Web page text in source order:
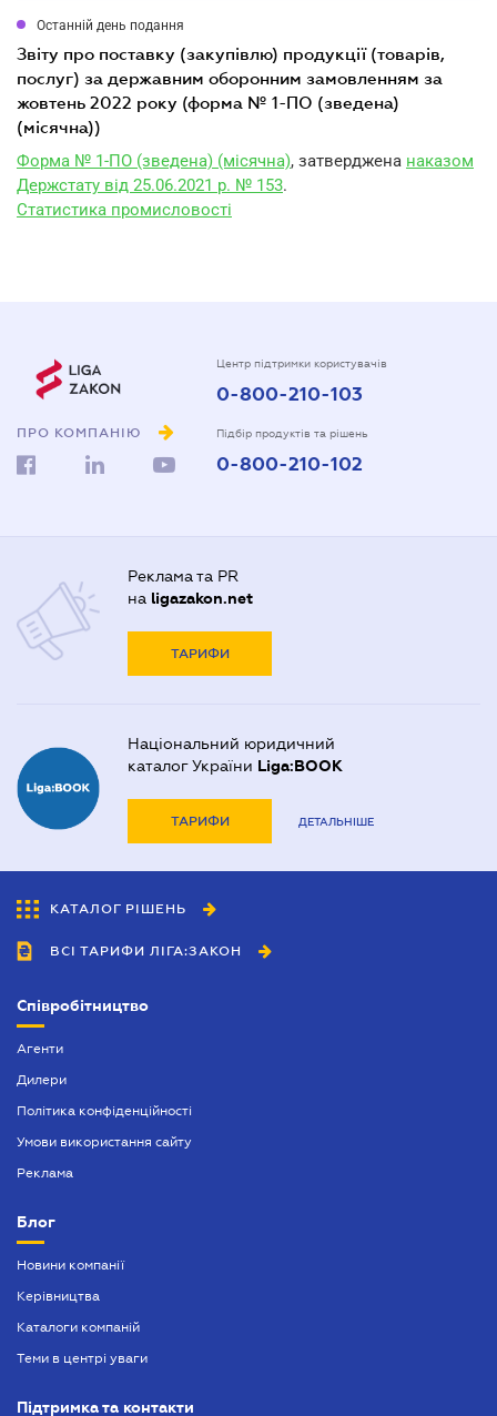
Останній день подання
звіту про поставку (закупівлю) продукції (товарів,
послуг) за державним оборонним замовленням за
жовтень 2022 року (форма № 1-ПО (зведена)
(місячна))
Форма № 1-ПО (зведена) (місячна), затверджена наказом
Держстату від 25.06.2021 р. № 153.
Статистика промисловості
ПРО КОМПАНІЮ
Центр підтримки користувачів
0-800-210-103
Підбір продуктів та рішень
0-800-210-102
Реклама та PR
на ligazakon.net
ТАРИФИ
Національний юридичний
каталог України Liga:BOOK
ТАРИФИ ДЕТАЛЬНІШЕ
КАТАЛОГ РІШЕНЬ
ВСІ ТАРИФИ ЛІГА:ЗАКОН
Співробітництво
Агенти
Дилери
Політика конфіденційності
Умови використання сайту
Реклама
Блог
Новини компанії
Керівництва
Каталоги компаній
Теми в центрі уваги
Підтримка та контакти